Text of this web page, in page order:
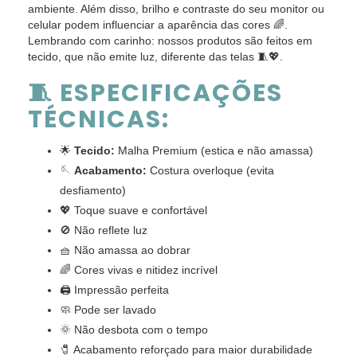
ambiente. Além disso, brilho e contraste do seu monitor ou
celular podem influenciar a aparência das cores 🌈.
Lembrando com carinho: nossos produtos são feitos em
tecido, que não emite luz, diferente das telas 🧵💖.
🧵 ESPECIFICAÇÕES
TÉCNICAS:
🌟 Tecido: Malha Premium (estica e não amassa)
🪡 Acabamento: Costura overloque (evita
desfiamento)
💖 Toque suave e confortável
🚫 Não reflete luz
🧺 Não amassa ao dobrar
🌈 Cores vivas e nitidez incrível
🖨️ Impressão perfeita
🧼 Pode ser lavado
🌞 Não desbota com o tempo
🧷 Acabamento reforçado para maior durabilidade